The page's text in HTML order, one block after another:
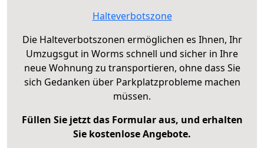
Halteverbotszone
Die Halteverbotszonen ermöglichen es Ihnen, Ihr
Umzugsgut in Worms schnell und sicher in Ihre
neue Wohnung zu transportieren, ohne dass Sie
sich Gedanken über Parkplatzprobleme machen
müssen.
Füllen Sie jetzt das Formular aus, und erhalten
Sie kostenlose Angebote.